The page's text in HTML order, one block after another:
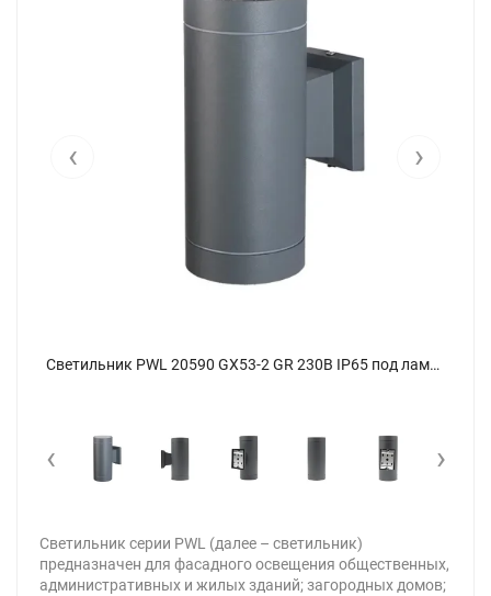
Светильник PWL 20590 GX53-2 GR 230В IP65 под лампу GX53 архитектурный JazzWay 5065130 - фото
‹ ›
‹ ›
Светильник серии PWL (далее – светильник)
предназначен для фасадного освещения общественных,
административных и жилых зданий; загородных домов;